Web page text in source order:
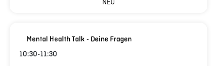
NEU
Mental Health Talk - Deine Fragen
10:30-11:30